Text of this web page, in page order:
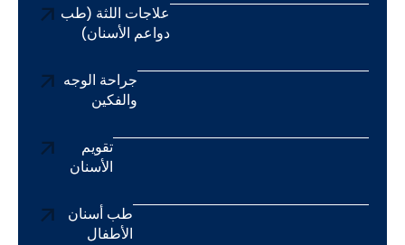
علاجات اللثة (طب
دواعم الأسنان)
جراحة الوجه
والفكين
تقويم
الأسنان
طب أسنان
الأطفال